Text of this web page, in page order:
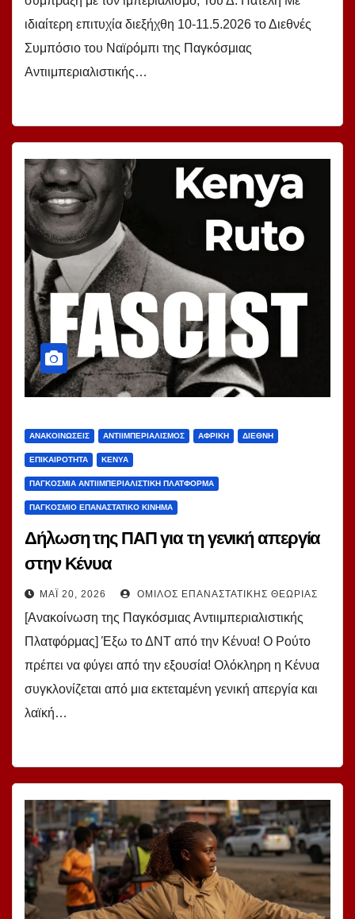
ιδιαίτερη επιτυχία διεξήχθη 10-11.5.2026 το Διεθνές
Συμπόσιο του Ναϊρόμπι της Παγκόσμιας
Αντιιμπεριαλιστικής…
ΑΝΑΚΟΙΝΏΣΕΙΣ ΑΝΤΙΙΜΠΕΡΙΑΛΙΣΜΌΣ ΑΦΡΙΚΉ ΔΙΕΘΝΉ
ΕΠΙΚΑΙΡΌΤΗΤΑ ΚΈΝΥΑ
ΠΑΓΚΌΣΜΙΑ ΑΝΤΙΙΜΠΕΡΙΑΛΙΣΤΙΚΉ ΠΛΑΤΦΌΡΜΑ
ΠΑΓΚΌΣΜΙΟ ΕΠΑΝΑΣΤΑΤΙΚΌ ΚΊΝΗΜΑ
Δήλωση της ΠΑΠ για τη γενική απεργία
στην Κένυα
ΜΆΙ 20, 2026 ΌΜΙΛΟΣ ΕΠΑΝΑΣΤΑΤΙΚΉΣ ΘΕΩΡΊΑΣ
[Ανακοίνωση της Παγκόσμιας Αντιιμπεριαλιστικής
Πλατφόρμας] Έξω το ΔΝΤ από την Κένυα! Ο Ρούτο
πρέπει να φύγει από την εξουσία! Ολόκληρη η Κένυα
συγκλονίζεται από μια εκτεταμένη γενική απεργία και
λαϊκή…